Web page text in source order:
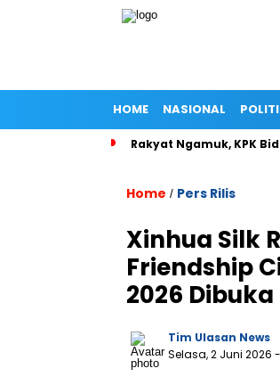
HOME NASIONAL
Rakyat Ngamuk, KPK
Home / Pers Rilis
Xinhua Silk
Friendship
2026
Tim Ulasan News
Selasa, 2 Juni 2026